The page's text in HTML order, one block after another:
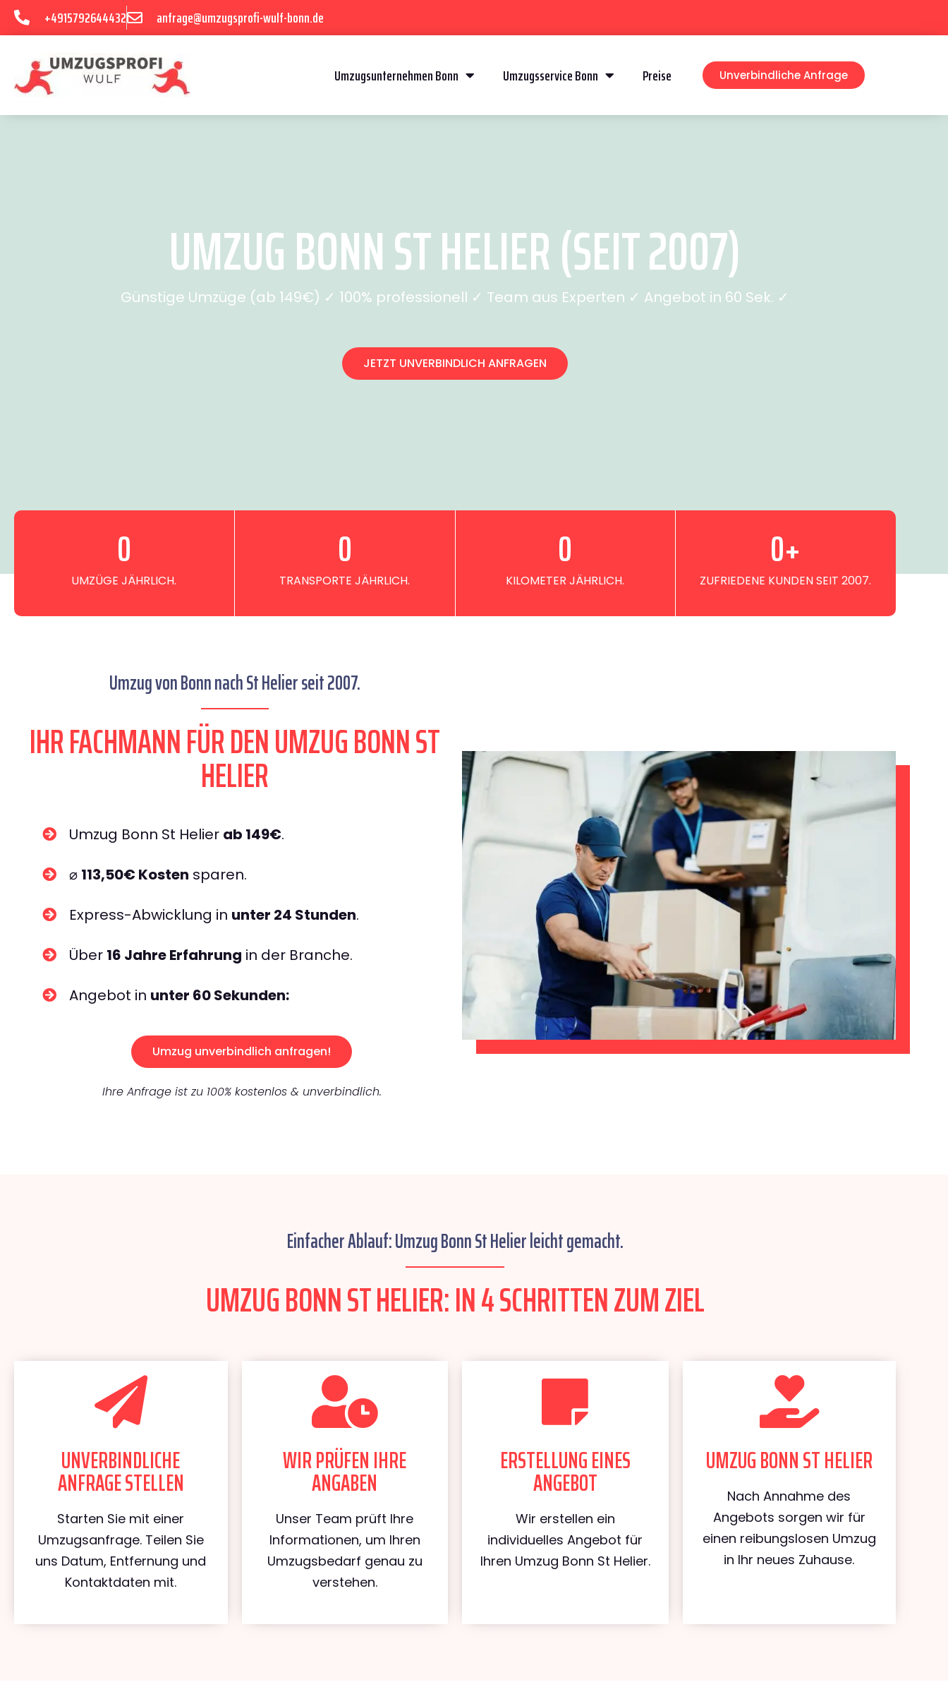
+4915792644432 anfrage@umzugsprofi-wulf-bonn.de
Umzugsunternehmen Bonn Umzugsservice Bonn Preise Unverbindliche Anfrage
UMZUG BONN ST HELIER (SEIT 2007)
Günstige Umzüge (ab 149€) ✓ 100% professionell ✓ Team aus Experten ✓ Angebot in 60 Sek. ✓
JETZT UNVERBINDLICH ANFRAGEN
UMZÜGE JÄHRLICH.
0
TRANSPORTE JÄHRLICH.
0
KILOMETER JÄHRLICH.
0
ZUFRIEDENE KUNDEN SEIT 2007.
0+
Umzug von Bonn nach St Helier seit 2007.
IHR FACHMANN FÜR DEN UMZUG BONN ST
HELIER
Umzug Bonn St Helier ab 149€.
⌀ 113,50€ Kosten sparen.
Express-Abwicklung in unter 24 Stunden.
Über 16 Jahre Erfahrung in der Branche.
Angebot in unter 60 Sekunden:
Umzug unverbindlich anfragen!
Ihre Anfrage ist zu 100% kostenlos & unverbindlich.
Einfacher Ablauf: Umzug Bonn St Helier leicht gemacht.
UMZUG BONN ST HELIER: IN 4 SCHRITTEN ZUM ZIEL
UNVERBINDLICHE
ANFRAGE STELLEN
Starten Sie mit einer
Umzugsanfrage. Teilen Sie
uns Datum, Entfernung und
Kontaktdaten mit.
WIR PRÜFEN IHRE
ANGABEN
Unser Team prüft Ihre
Informationen, um Ihren
Umzugsbedarf genau zu
verstehen.
ERSTELLUNG EINES
ANGEBOT
Wir erstellen ein
individuelles Angebot für
Ihren Umzug Bonn St Helier.
UMZUG BONN ST HELIER
Nach Annahme des
Angebots sorgen wir für
einen reibungslosen Umzug
in Ihr neues Zuhause.